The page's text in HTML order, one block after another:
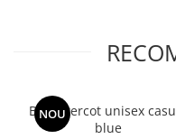
NOU
Bluza tercot unisex
blue